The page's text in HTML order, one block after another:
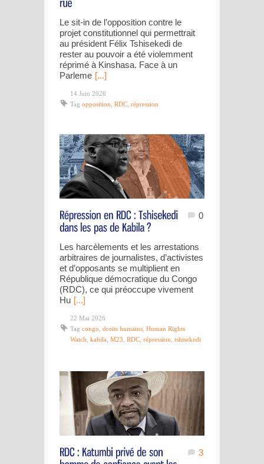
Le sit-in de l’opposition contre le
projet constitutionnel qui permettrait
au président Félix Tshisekedi de
rester au pouvoir a été violemment
réprimé à Kinshasa. Face à un
Parleme [...]
14 Juin 2026
Tag opposition RDC répression
0
Les harcèlements et les arrestations
arbitraires de journalistes, d’activistes
et d’opposants se multiplient en
République démocratique du Congo
(RDC), ce qui préoccupe vivement
Hu [...]
22 Mai 2026
Tag congo droits humains Human Rights
Watch kabila M23 RDC répression tshisekedi
3